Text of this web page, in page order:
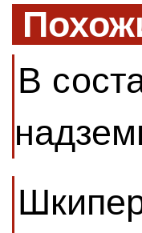
В